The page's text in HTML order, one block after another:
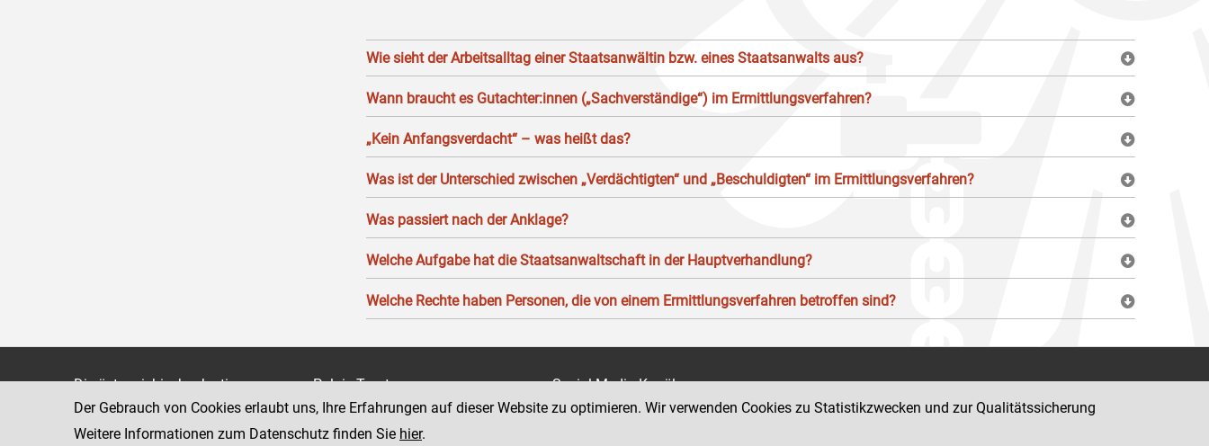
Wie sieht der Arbeitsalltag einer Staatsanwältin bzw. eines Staatsanwalts aus?
Wann braucht es Gutachter:innen („Sachverständige“) im Ermittlungsverfahren?
„Kein Anfangsverdacht“ – was heißt das?
Was ist der Unterschied zwischen „Verdächtigten“ und „Beschuldigten“ im Ermittlungsverfahren?
Was passiert nach der Anklage?
Welche Aufgabe hat die Staatsanwaltschaft in der Hauptverhandlung?
Welche Rechte haben Personen, die von einem Ermittlungsverfahren betroffen sind?
Die österreichische Justiz
Bundesministerium für Justiz
justiz.gv.at
Palais Trautson
Museumstraße 7
1070 Wien
Social Media Kanäle
der Justiz und des BMJ
Der Gebrauch von Cookies erlaubt uns, Ihre Erfahrungen auf dieser Website zu optimieren. Wir verwenden Cookies zu Statistikzwecken und zur Qualitätssicherung
Weitere Informationen zum Datenschutz finden Sie hier.